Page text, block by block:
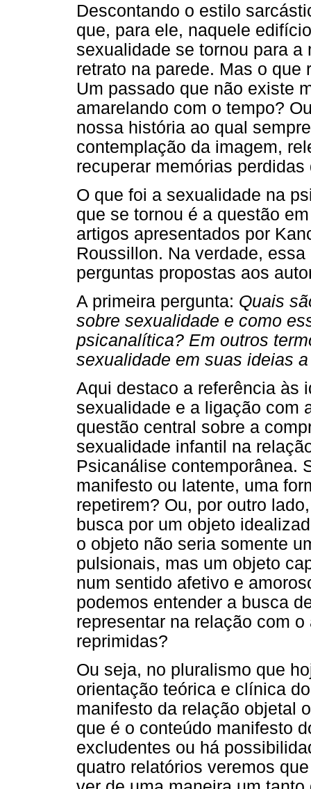
Descontando o estilo
que, para ele, naquele
sexualidade se tornou para
retrato na parede. Mas o que
Um passado que não existe
amarelando com o tempo?
nossa história ao qual
contemplação da imagem,
recuperar memórias
O que foi a sexualidade na
que se tornou é a questão
artigos apresentados por
Roussillon. Na verdade,
perguntas propostas aos
A primeira pergunta: Quais
sobre sexualidade e como
psicanalítica? Em outros
sexualidade em suas ideias
Aqui destaco a referência às
sexualidade e a ligação com
questão central sobre a
sexualidade infantil na
Psicanálise contemporânea.
manifesto ou latente, uma
repetirem? Ou, por outro
busca por um objeto
o objeto não seria somente
pulsionais, mas um objeto
num sentido afetivo e
podemos entender a busca
representar na relação com
reprimidas?
Ou seja, no pluralismo que
orientação teórica e clínica
manifesto da relação objetal
que é o conteúdo manifesto
excludentes ou há
quatro relatórios veremos